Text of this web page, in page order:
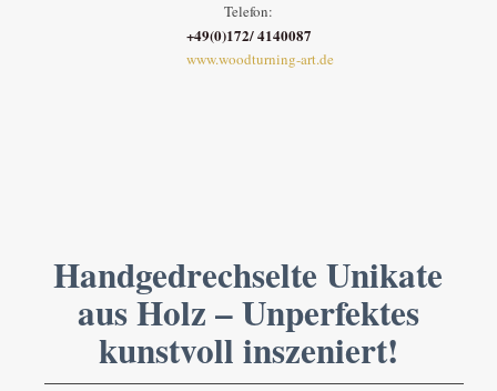
Telefon:
+49(0)172/ 4140087
www.woodturning-art.de
Handgedrechselte Unikate
aus Holz – Unperfektes
kunstvoll inszeniert!